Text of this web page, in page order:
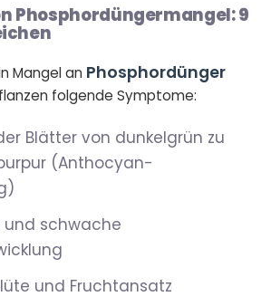
Phosphordüngermangel: 9
Mangel an Phosphordünger
folgende Symptome:
Blätter von dunkelgrün zu
(Anthocyan-
und schwache
und Fruchtansatz